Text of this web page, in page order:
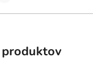
produktov